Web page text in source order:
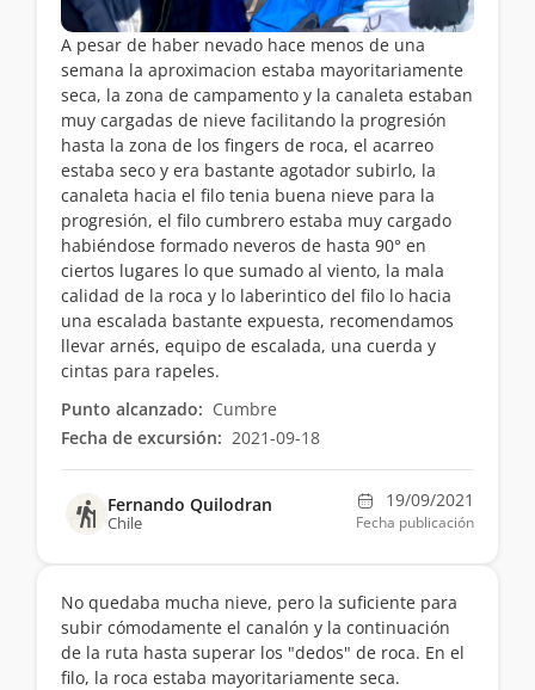
A pesar de haber nevado hace menos de una
semana la aproximacion estaba mayoritariamente
seca, la zona de campamento y la canaleta estaban
muy cargadas de nieve facilitando la progresión
hasta la zona de los fingers de roca, el acarreo
estaba seco y era bastante agotador subirlo, la
canaleta hacia el filo tenia buena nieve para la
progresión, el filo cumbrero estaba muy cargado
habiéndose formado neveros de hasta 90° en
ciertos lugares lo que sumado al viento, la mala
calidad de la roca y lo laberintico del filo lo hacia
una escalada bastante expuesta, recomendamos
llevar arnés, equipo de escalada, una cuerda y
cintas para rapeles.
Punto alcanzado: Cumbre
Fecha de excursión: 2021-09-18
Fernando Quilodran
Chile
19/09/2021
Fecha publicación
No quedaba mucha nieve, pero la suficiente para
subir cómodamente el canalón y la continuación
de la ruta hasta superar los "dedos" de roca. En el
filo, la roca estaba mayoritariamente seca.